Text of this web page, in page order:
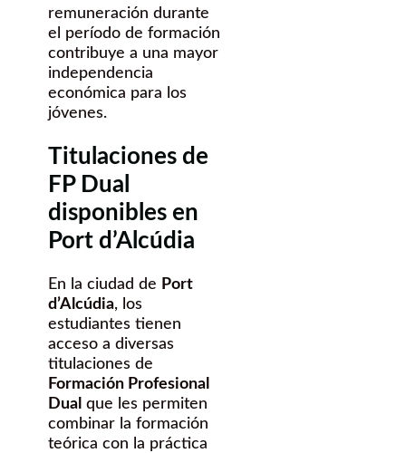
remuneración durante
el período de formación
contribuye a una mayor
independencia
económica para los
jóvenes.
Titulaciones de
FP Dual
disponibles en
Port d’Alcúdia
En la ciudad de Port
d’Alcúdia, los
estudiantes tienen
acceso a diversas
titulaciones de
Formación Profesional
Dual que les permiten
combinar la formación
teórica con la práctica